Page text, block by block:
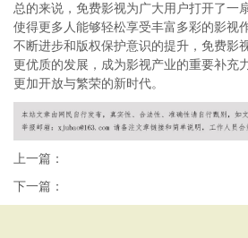
总的来说，免费影视为广大用户打开了一
使得更多人能够轻松享受丰富多彩的影视
不断进步和版权保护意识的提升，免费影
更优质的发展，成为影视产业的重要补充
更加开放与繁荣的新时代。
上一篇：
下一篇：